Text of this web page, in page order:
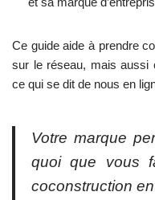
Ce guide aide à prendre
sur le réseau, mais aussi
ce qui se dit de nous en
Votre marque
quoi que vous
coconstruction